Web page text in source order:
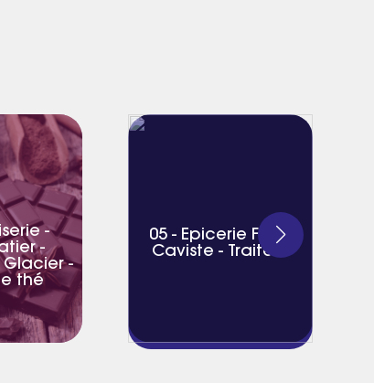
-
-
Glacier -
thé
05 - Epicerie Fine -
Caviste - Traiteur